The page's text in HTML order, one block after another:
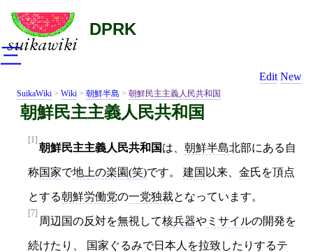
DPRK
Edit New
SuikaWiki > Wiki > 朝鮮半島 > 朝鮮民主主義人民共和国
朝鮮民主主義人民共和国
[1]
朝鮮民主主義人民共和国は、 朝鮮半島北部にある自
称国家で地上の楽園(笑)です。 建国 以来、 金氏を頂点
とする朝鮮労働党の一党独裁となっています。
[7]
周辺国の反対を無視して核兵器や ミサイルの開発を
続けたり、 国家ぐるみで日本人 を拉致したりするテ
三